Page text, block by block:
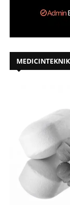
MEDICINTEKNIK